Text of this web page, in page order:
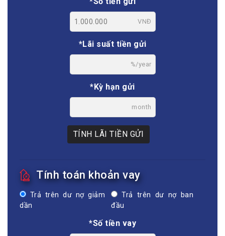
VNĐ
*Lãi suất tiền gửi
%/year
*Kỳ hạn gửi
month
TÍNH LÃI TIỀN GỬI
Tính toán khoản vay
Trả trên dư nợ giảm
dần
Trả trên dư nợ ban
đầu
*Số tiền vay